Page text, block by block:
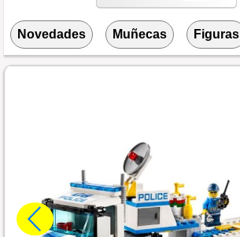
Novedades Muñecas Figuras